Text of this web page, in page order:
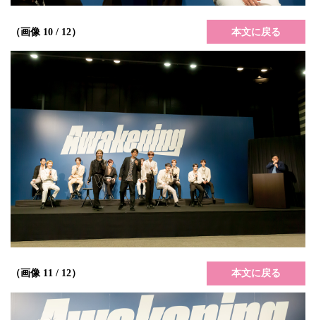
（画像 10 / 12） 本文に戻る
（画像 11 / 12） 本文に戻る